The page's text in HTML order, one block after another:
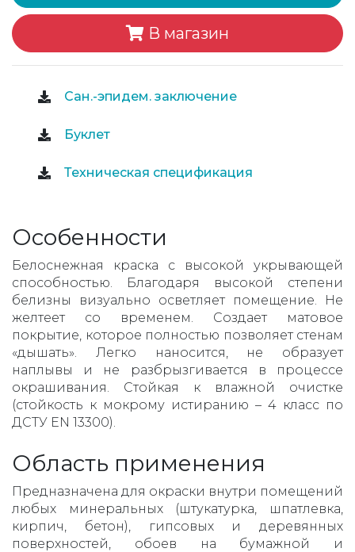
В магазин
Сан.-эпидем. заключение
Буклет
Техническая спецификация
Особенности
Белоснежная краска с высокой укрывающей
способностью. Благодаря высокой степени
белизны визуально осветляет помещение. Не
желтеет со временем. Создает матовое
покрытие, которое полностью позволяет стенам
«дышать». Легко наносится, не образует
наплывы и не разбрызгивается в процессе
окрашивания. Стойкая к влажной очистке
(стойкость к мокрому истиранию – 4 класс по
ДСТУ EN 13300).
Область применения
Предназначена для окраски внутри помещений
любых минеральных (штукатурка, шпатлевка,
кирпич, бетон), гипсовых и деревянных
поверхностей, обоев на бумажной и